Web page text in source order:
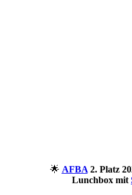
🌟 AFBA2. Platz
Lunchbox mit